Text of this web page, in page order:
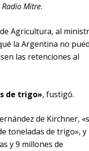
Radio Mitre.
Agricultura, al
la Argentina no
las retenciones al
de trigo», fustigó.
de Kirchner,
toneladas de trigo», y
y 9 millones de